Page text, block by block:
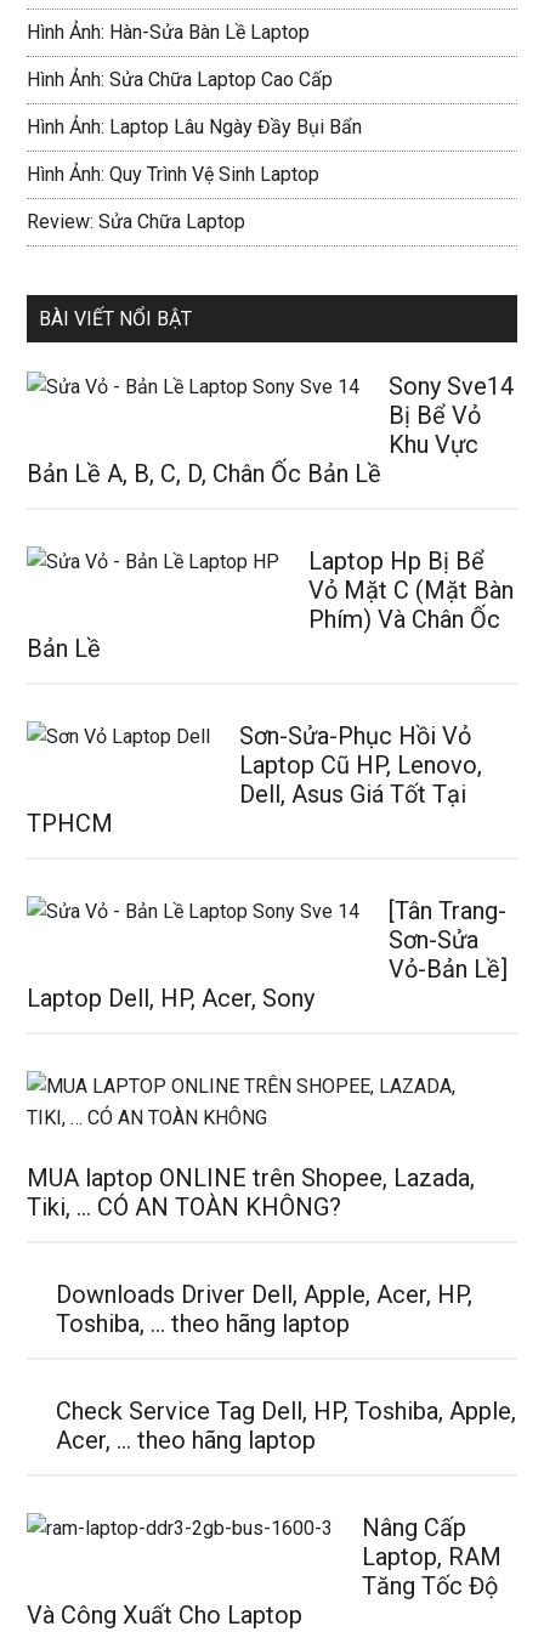
Hình Ảnh: Hàn-Sửa Bàn Lề Laptop
Hình Ảnh: Sửa Chữa Laptop Cao Cấp
Hình Ảnh: Laptop Lâu Ngày Đầy Bụi Bẩn
Hình Ảnh: Quy Trình Vệ Sinh Laptop
Review: Sửa Chữa Laptop
BÀI VIẾT NỔI BẬT
Sony Sve14
Bị Bể Vỏ
Khu Vực
Bản Lề A, B, C, D, Chân Ốc Bản Lề
Laptop Hp Bị Bể
Vỏ Mặt C (Mặt Bàn
Phím) Và Chân Ốc
Bản Lề
Sơn-Sửa-Phục Hồi Vỏ
Laptop Cũ HP, Lenovo,
Dell, Asus Giá Tốt Tại
TPHCM
[Tân Trang-
Sơn-Sửa
Vỏ-Bản Lề]
Laptop Dell, HP, Acer, Sony
MUA laptop ONLINE trên Shopee, Lazada,
Tiki, … CÓ AN TOÀN KHÔNG?
Downloads Driver Dell, Apple, Acer, HP,
Toshiba, … theo hãng laptop
Check Service Tag Dell, HP, Toshiba, Apple,
Acer, … theo hãng laptop
Nâng Cấp
Laptop, RAM
Tăng Tốc Độ
Và Công Xuất Cho Laptop